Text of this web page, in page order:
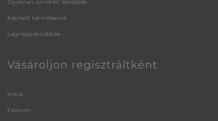
Gyakran ismételt kérdések
Kiemelt termékeink
Legnépszerűbbek
Vásároljon regisztráltként
Kosár
Fiókom